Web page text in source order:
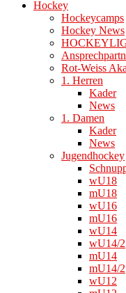
Hockey
Hockeycamps
Hockey News
Rot-Weiss
1. Herren
Kader
News
1. Damen
Kader
News
Jugendhockey
wU18
mU18
wU16
mU16
wU14
wU14/2
mU14
mU14/2
wU12